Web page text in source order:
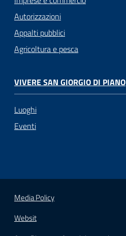
Autorizzazioni
Appalti pubblici
Agricoltura e pesca
VIVERE SAN GIORGIO DI PIANO
Luoghi
Eventi
Media Policy
Websit